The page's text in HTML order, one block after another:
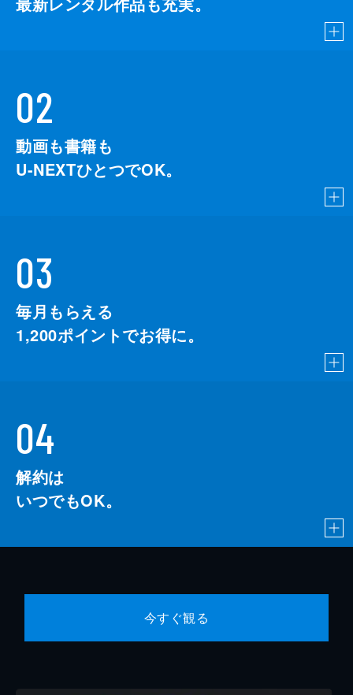
02
動画も書籍も
U-NEXTひとつでOK。
03
毎月もらえる
1,200ポイントでお得に。
04
解約は
いつでもOK。
今すぐ観る